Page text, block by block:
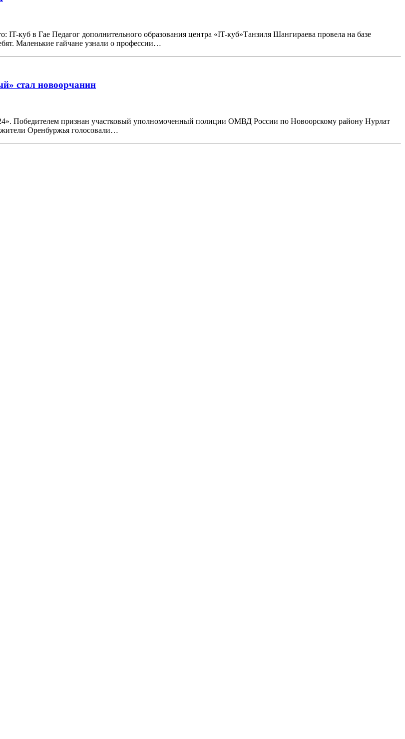
IT-куб в Гае Педагог дополнительного образования центра «IT-куб»Танзиля Шангираева провела на базе
Маленькие гайчане узнали о профессии…
стал новоорчанин
Победителем признан участковый уполномоченный полиции ОМВД России по Новоорскому району Нурлат
Оренбуржья голосовали…